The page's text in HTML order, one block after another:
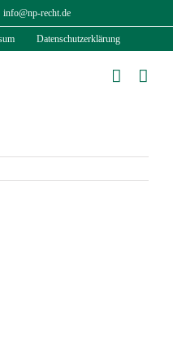
info@np-recht.de
Datenschutzerklärung